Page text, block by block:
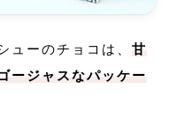
ューのチョコは、 甘
ージャスなパッケー